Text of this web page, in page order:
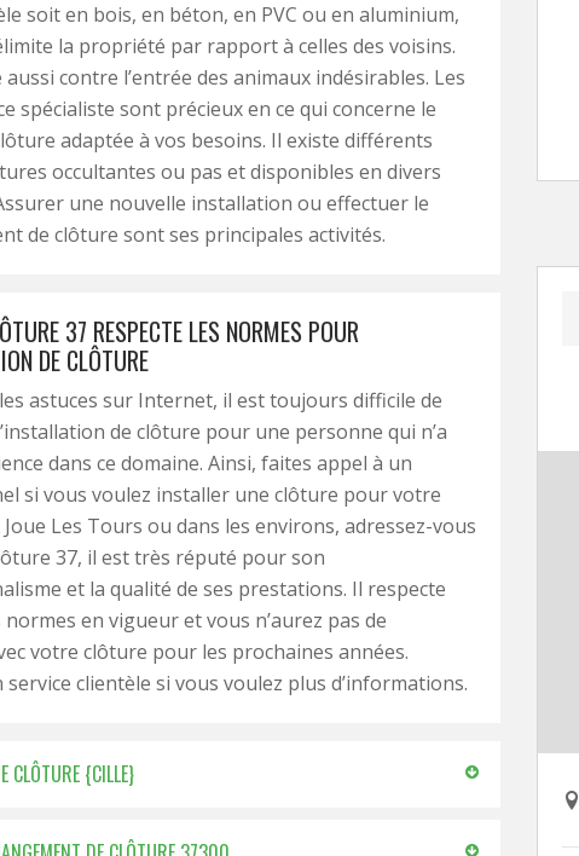
soit en bois, en béton, en PVC ou en aluminium,
la propriété par rapport à celles des voisins.
contre l’entrée des animaux indésirables. Les
spécialiste sont précieux en ce qui concerne le
adaptée à vos besoins. Il existe différents
occultantes ou pas et disponibles en divers
une nouvelle installation ou effectuer le
de clôture sont ses principales activités.
37 RESPECTE LES NORMES POUR
DE CLÔTURE
astuces sur Internet, il est toujours difficile de
de clôture pour une personne qui n’a
dans ce domaine. Ainsi, faites appel à un
si vous voulez installer une clôture pour votre
Les Tours ou dans les environs, adressez-vous
37, il est très réputé pour son
et la qualité de ses prestations. Il respecte
en vigueur et vous n’aurez pas de
votre clôture pour les prochaines années.
service clientèle si vous voulez plus d’informations.
CLÔTURE {CILLE}